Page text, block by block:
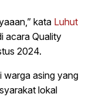
kata Luhut
acara Quality
2024.
warga asing yang
lokal